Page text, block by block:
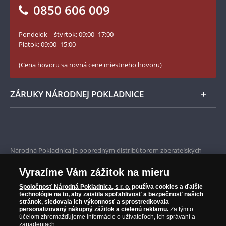
Numizmatické novinky
Facebook Národnej Pokladnice
YouTube Národnej Pokladnice
0850 606 009
Pondelok – štvrtok: 09:00–17:00
Piatok: 09:00–15:00
(Cena hovoru sa rovná cene miestneho hovoru)
ZÁRUKY NÁRODNEJ POKLADNICE
Iba originálne produkty
Národná Pokladnica je popredným distribútorom zberateľských
od roku 2010.
Národná Pokladnica je oficiálnym distribútorom numizmatických
emisií z viac ako 50 krajín, vrátane známych mincovní a emitentov
ako je Britská kráľovská mincovňa, Kráľovská kanadská mincovňa,
Parížska mincovňa, Nórska mincovňa, Fínska mincovňa alebo
Austrálska mincovňa Perth. Spoločnosť svojim zákazníkom a
zberateľom garantuje, že všetky produkty sú v originálnej a v
Vyrazíme Vám zážitok na mieru
Spoločnosť Národná Pokladnica, s r. o. používa cookies a ďalšie
technológie na to, aby zaistila spoľahlivosť a bezpečnosť našich
stránok, sledovala ich výkonnosť a sprostredkovala
personalizovaný nákupný zážitok a cielenú reklamu. Za týmto
účelom zhromažďujeme informácie o užívateľoch, ich správaní a
zariadeniach.